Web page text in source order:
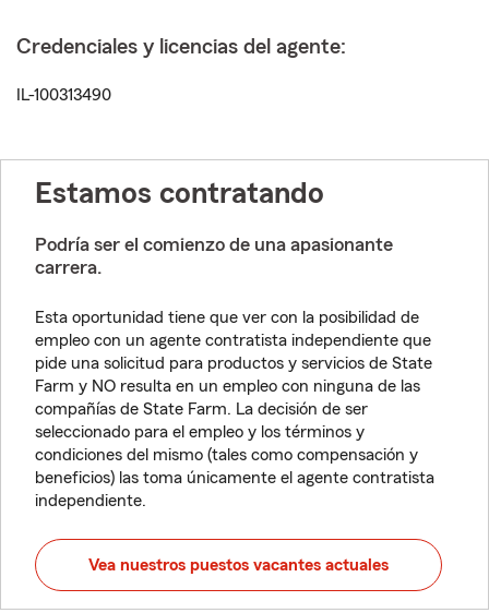
Credenciales y licencias del agente:
IL-100313490
Estamos contratando
Podría ser el comienzo de una apasionante
carrera.
Esta oportunidad tiene que ver con la posibilidad de
empleo con un agente contratista independiente que
pide una solicitud para productos y servicios de State
Farm y NO resulta en un empleo con ninguna de las
compañías de State Farm. La decisión de ser
seleccionado para el empleo y los términos y
condiciones del mismo (tales como compensación y
beneficios) las toma únicamente el agente contratista
independiente.
Vea nuestros puestos vacantes actuales